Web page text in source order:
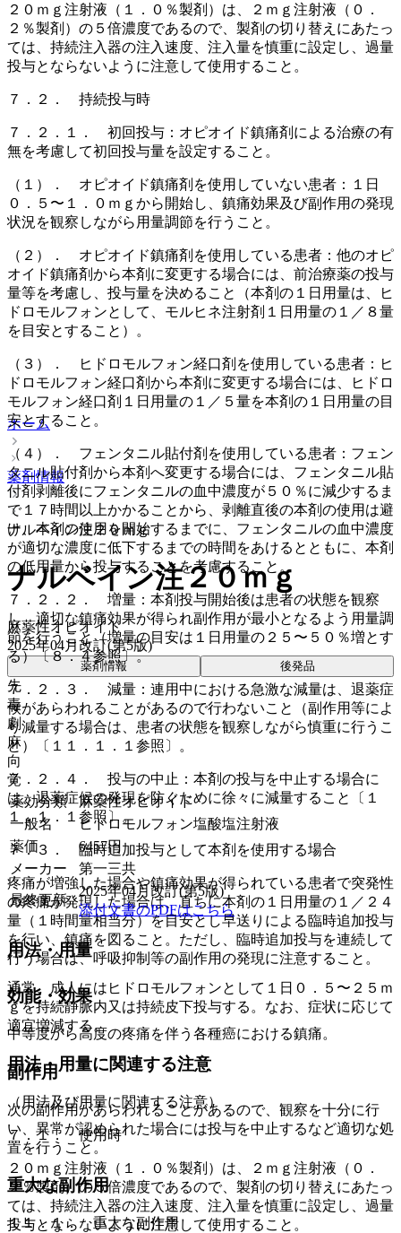
２０ｍｇ注射液（１．０％製剤）は、２ｍｇ注射液（０．
２％製剤）の５倍濃度であるので、製剤の切り替えにあたっ
ては、持続注入器の注入速度、注入量を慎重に設定し、過量
投与とならないように注意して使用すること。
７．２． 持続投与時
７．２．１． 初回投与：オピオイド鎮痛剤による治療の有
無を考慮して初回投与量を設定すること。
（１）． オピオイド鎮痛剤を使用していない患者：１日
０．５〜１．０ｍｇから開始し、鎮痛効果及び副作用の発現
状況を観察しながら用量調節を行うこと。
（２）． オピオイド鎮痛剤を使用している患者：他のオピ
オイド鎮痛剤から本剤に変更する場合には、前治療薬の投与
量等を考慮し、投与量を決めること（本剤の１日用量は、ヒ
ドロモルフォンとして、モルヒネ注射剤１日用量の１／８量
を目安とすること）。
（３）． ヒドロモルフォン経口剤を使用している患者：ヒ
ドロモルフォン経口剤から本剤に変更する場合には、ヒドロ
モルフォン経口剤１日用量の１／５量を本剤の１日用量の目
安とすること。
（４）． フェンタニル貼付剤を使用している患者：フェン
タニル貼付剤から本剤へ変更する場合には、フェンタニル貼
付剤剥離後にフェンタニルの血中濃度が５０％に減少するま
で１７時間以上かかることから、剥離直後の本剤の使用は避
け、本剤の使用を開始するまでに、フェンタニルの血中濃度
が適切な濃度に低下するまでの時間をあけるとともに、本剤
の低用量から投与することを考慮すること。
７．２．２． 増量：本剤投与開始後は患者の状態を観察
し、適切な鎮痛効果が得られ副作用が最小となるよう用量調
節を行うこと（増量の目安は１日用量の２５〜５０％増とす
る）〔８．４参照〕。
７．２．３． 減量：連用中における急激な減量は、退薬症
候があらわれることがあるので行わないこと（副作用等によ
り減量する場合は、患者の状態を観察しながら慎重に行うこ
と）〔１１．１．１参照〕。
７．２．４． 投与の中止：本剤の投与を中止する場合に
は、退薬症候の発現を防ぐために徐々に減量すること〔１
１．１．１参照〕。
７．３． 臨時追加投与として本剤を使用する場合
疼痛が増強した場合や鎮痛効果が得られている患者で突発性
の疼痛が発現した場合は、直ちに本剤の１日用量の１／２４
量（１時間量相当分）を目安とし早送りによる臨時追加投与
を行い、鎮痛を図ること。ただし、臨時追加投与を連続して
行う場合は、呼吸抑制等の副作用の発現に注意すること。
効能・効果
中等度から高度の疼痛を伴う各種癌における鎮痛。
副作用
次の副作用があらわれることがあるので、観察を十分に行
い、異常が認められた場合には投与を中止するなど適切な処
置を行うこと。
重大な副作用
１１．１． 重大な副作用
ホーム
薬剤情報
ナルベイン注２０ｍｇ
ナルベイン注２０ｍｇ
麻薬性オピオイド
2025年04月改訂(第5版)
薬剤情報 後発品
先
毒
劇
麻
向
覚
薬効分類
麻薬性オピオイド
一般名
ヒドロモルフォン塩酸塩注射液
薬価
6457円
メーカー
第一三共
最終更新
2025年04月改訂(第5版)
添付文書のPDFはこちら
用法・用量
通常、成人にはヒドロモルフォンとして１日０．５〜２５ｍ
ｇを持続静脈内又は持続皮下投与する。なお、症状に応じて
適宜増減する。
用法・用量に関連する注意
（用法及び用量に関連する注意）
７．１． 使用時
２０ｍｇ注射液（１．０％製剤）は、２ｍｇ注射液（０．
２％製剤）の５倍濃度であるので、製剤の切り替えにあたっ
ては、持続注入器の注入速度、注入量を慎重に設定し、過量
投与とならないように注意して使用すること。